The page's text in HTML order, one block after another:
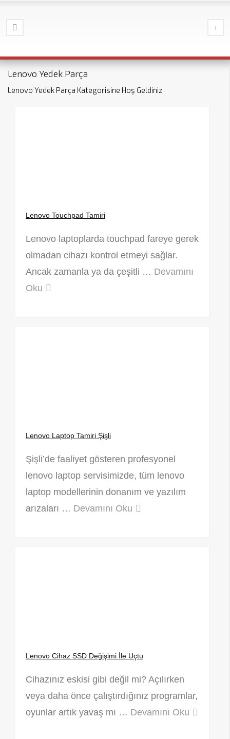
Lenovo Yedek Parça
Lenovo Yedek Parça Kategorisine Hoş Geldiniz
Lenovo Touchpad Tamiri
Lenovo laptoplarda touchpad fareye gerek
olmadan cihazı kontrol etmeyi sağlar.
Ancak zamanla ya da çeşitli … Devamını
Oku
Lenovo Laptop Tamiri Şişli
Şişli’de faaliyet gösteren profesyonel
lenovo laptop servisimizde, tüm lenovo
laptop modellerinin donanım ve yazılım
arızaları … Devamını Oku
Lenovo Cihaz SSD Değişimi İle Uçtu
Cihazınız eskisi gibi değil mi? Açılırken
veya daha önce çalıştırdığınız programlar,
oyunlar artık yavaş mı … Devamını Oku